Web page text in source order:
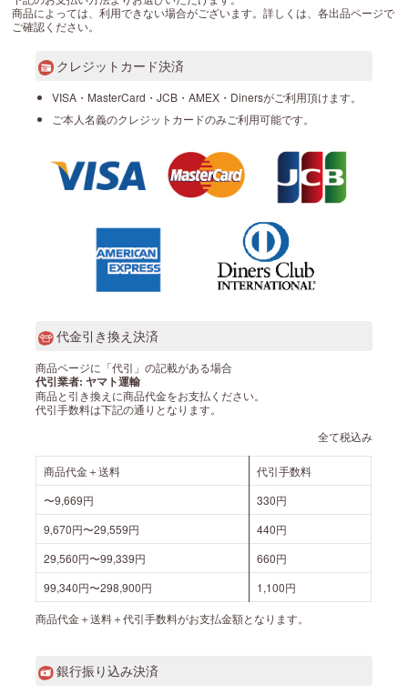
商品によっては、利用できない場合がございます。詳しくは、各出品ページで
ご確認ください。
クレジットカード決済
VISA・MasterCard・JCB・AMEX・Dinersがご利用頂けます。
ご本人名義のクレジットカードのみご利用可能です。
代金引き換え決済
商品ページに「代引」の記載がある場合
代引業者: ヤマト運輸
商品と引き換えに商品代金をお支払ください。
代引手数料は下記の通りとなります。
全て税込み
商品代金＋送料
代引手数料
〜9,669円
330円
9,670円〜29,559円
440円
29,560円〜99,339円
660円
99,340円〜298,900円
1,100円
商品代金＋送料＋代引手数料がお支払金額となります。
銀行振り込み決済